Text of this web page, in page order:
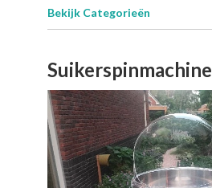
Bekijk Categorieën
Suikerspinmachine